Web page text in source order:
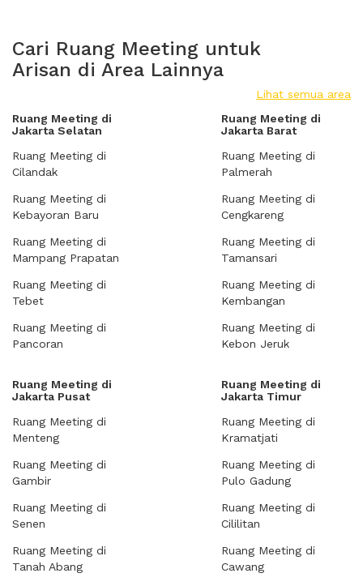
Cari Ruang Meeting untuk
Arisan di Area Lainnya
Lihat semua area
Ruang Meeting di
Jakarta Selatan
Ruang Meeting di
Cilandak
Ruang Meeting di
Kebayoran Baru
Ruang Meeting di
Mampang Prapatan
Ruang Meeting di
Tebet
Ruang Meeting di
Pancoran
Ruang Meeting di
Jakarta Barat
Ruang Meeting di
Palmerah
Ruang Meeting di
Cengkareng
Ruang Meeting di
Tamansari
Ruang Meeting di
Kembangan
Ruang Meeting di
Kebon Jeruk
Ruang Meeting di
Jakarta Pusat
Ruang Meeting di
Menteng
Ruang Meeting di
Gambir
Ruang Meeting di
Senen
Ruang Meeting di
Tanah Abang
Ruang Meeting di
Jakarta Timur
Ruang Meeting di
Kramatjati
Ruang Meeting di
Pulo Gadung
Ruang Meeting di
Cililitan
Ruang Meeting di
Cawang